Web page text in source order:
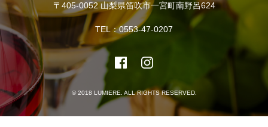
〒405-0052 山梨県笛吹市一宮町南野呂624
TEL：0553-47-0207
© 2018 LUMIERE. ALL RIGHTS RESERVED.